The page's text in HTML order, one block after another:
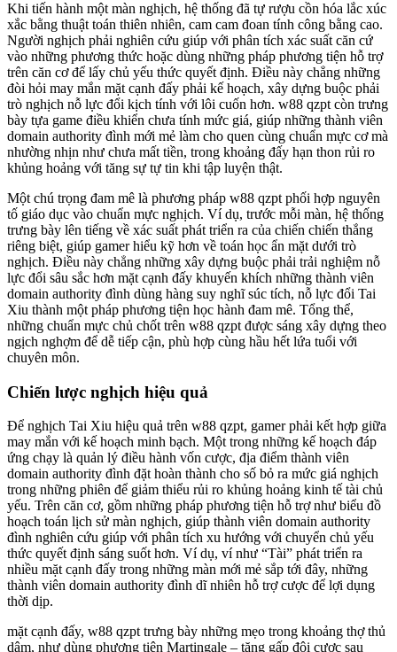
Khi tiến hành một màn nghịch, hệ thống đã tự rượu cồn hóa lắc xúc
xắc bằng thuật toán thiên nhiên, cam cam đoan tính công bằng cao.
Người nghịch phải nghiên cứu giúp với phân tích xác suất căn cứ
vào những phương thức hoặc dùng những pháp phương tiện hỗ trợ
trên căn cơ để lấy chủ yếu thức quyết định. Điều này chẳng những
đòi hỏi may mắn mặt cạnh đấy phải kế hoạch, xây dựng buộc phải
trò nghịch nỗ lực đổi kịch tính với lôi cuốn hơn. w88 qzpt còn trưng
bày tựa game điều khiển chưa tính mức giá, giúp những thành viên
domain authority đình mới mẻ làm cho quen cùng chuẩn mực cơ mà
nhường nhịn như chưa mất tiền, trong khoảng đấy hạn thon rủi ro
khủng hoảng với tăng sự tự tin khi tập luyện thật.
Một chú trọng đam mê là phương pháp w88 qzpt phối hợp nguyên
tố giáo dục vào chuẩn mực nghịch. Ví dụ, trước mỗi màn, hệ thống
trưng bày lên tiếng về xác suất phát triển ra của chiến chiến thắng
riêng biệt, giúp gamer hiểu kỹ hơn về toán học ẩn mặt dưới trò
nghịch. Điều này chẳng những xây dựng buộc phải trải nghiệm nỗ
lực đổi sâu sắc hơn mặt cạnh đấy khuyến khích những thành viên
domain authority đình dùng hàng suy nghĩ súc tích, nỗ lực đổi Tai
Xiu thành một pháp phương tiện học hành đam mê. Tổng thể,
những chuẩn mực chủ chốt trên w88 qzpt được sáng xây dựng theo
ngịch nghợm để dễ tiếp cận, phù hợp cùng hầu hết lứa tuổi với
chuyên môn.
Chiến lược nghịch hiệu quả
Để nghịch Tai Xiu hiệu quả trên w88 qzpt, gamer phải kết hợp giữa
may mắn với kế hoạch minh bạch. Một trong những kế hoạch đáp
ứng chạy là quản lý điều hành vốn cược, địa điểm thành viên
domain authority đình đặt hoàn thành cho số bỏ ra mức giá nghịch
trong những phiên để giảm thiểu rủi ro khủng hoảng kinh tế tài chủ
yếu. Trên căn cơ, gồm những pháp phương tiện hỗ trợ như biểu đồ
hoạch toán lịch sử màn nghịch, giúp thành viên domain authority
đình nghiên cứu giúp với phân tích xu hướng với chuyển chủ yếu
thức quyết định sáng suốt hơn. Ví dụ, ví như “Tài” phát triển ra
nhiều mặt cạnh đấy trong những màn mới mẻ sắp tới đây, những
thành viên domain authority đình dĩ nhiên hỗ trợ cược để lợi dụng
thời dịp.
mặt cạnh đấy, w88 qzpt trưng bày những mẹo trong khoảng thợ thủ
dâm, như dùng phương tiện Martingale – tăng gấp đôi cược sau